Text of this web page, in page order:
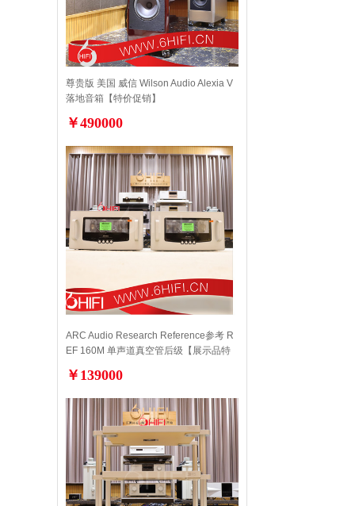
尊贵版 美国 威信 Wilson Audio Alexia V
落地音箱【特价促销】
￥490000
ARC Audio Research Reference参考 R
EF 160M 单声道真空管后级【展示品特
￥139000